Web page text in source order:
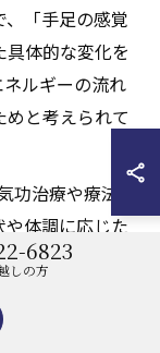
「手足の感覚
体的な変化を
ルギーの流れ
と考えられて
治療や療法)
体調に応じた
調整を行うこ
ルギーバラン
な施術(天啓気
6823
しの方